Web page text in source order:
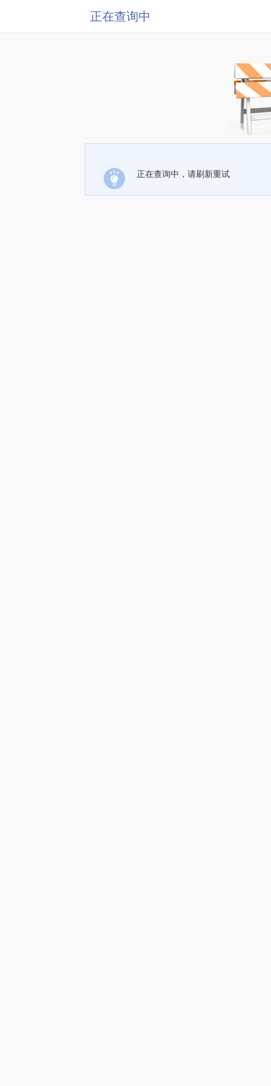
正在查询中
正在查询中，请刷新重试